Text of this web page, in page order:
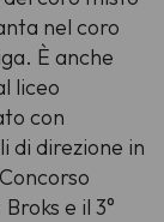
nel coro
È anche
liceo
con
di direzione in
Concorso
e il 3°